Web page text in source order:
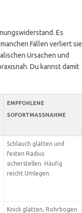
Es
Fällen verliert sie
Ursachen und
Du kannst damit
EMPFOHLENE
SOFORTMASSNAHME
Schlauch glätten und
festen Radius
sicherstellen. Häufig
reicht Umlegen.
Knick glätten, Rohrbogen